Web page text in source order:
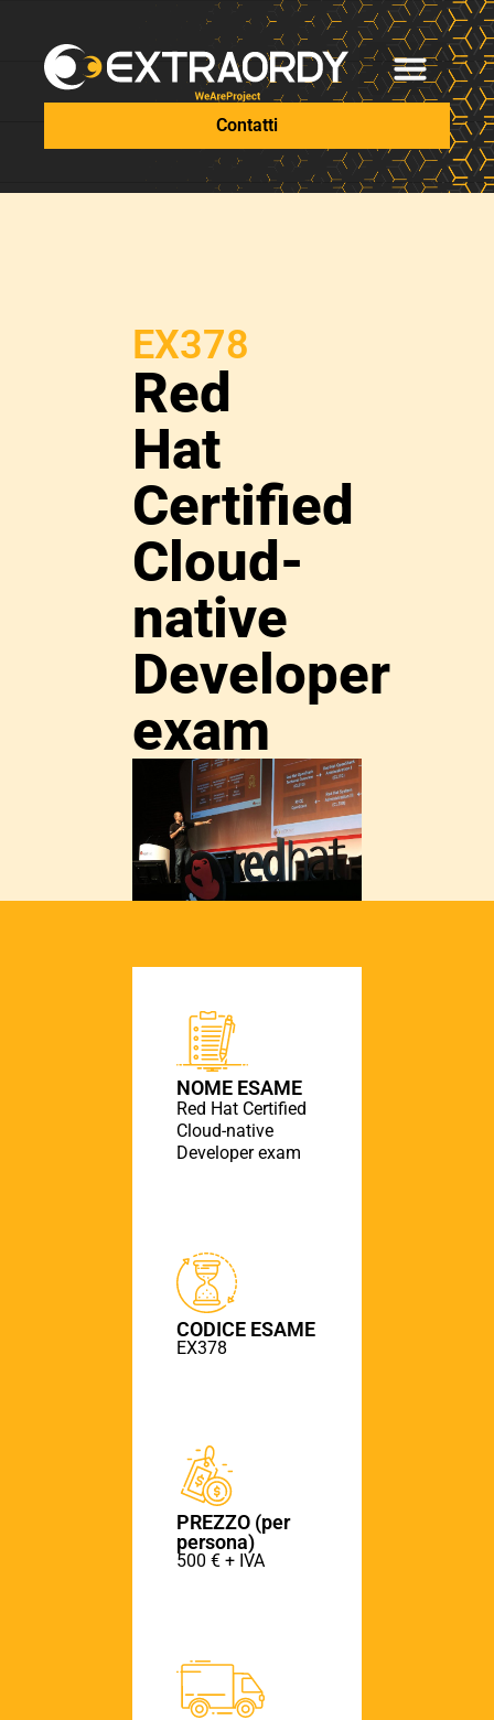
Contatti
EX378
Red
Hat
Certified
Cloud-
native
Developer
exam
NOME ESAME
Red Hat Certified
Cloud-native
Developer exam
CODICE ESAME
EX378
PREZZO (per
persona)
500 € + IVA